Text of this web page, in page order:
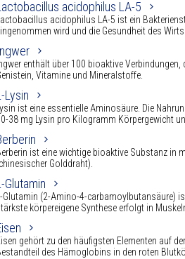
acidophilus LA-5
acidophilus LA-5 ist ein
wird und die Gesundheit des
enthält über 100 bioaktive
Vitamine und Mineralstoffe.
Lysin
ist eine essentielle Aminosäure. Die
38 mg Lysin pro Kilogramm Körpergewicht
ist eine wichtige bioaktive Substanz in
Golddraht).
Glutamin
Glutamin (2-Amino-4-carbamoylbutansäure)
körpereigene Synthese erfolgt in
gehört zu den häufigsten Elementen auf
des Hämoglobins in den roten